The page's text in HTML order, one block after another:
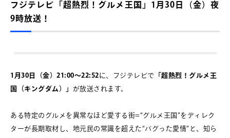
フジテレビ「超熱烈！グルメ王国」1月30日（金）夜
9時放送！
1月30日（金）21:00～22:52に、フジテレビで
「超熱烈！グルメ王
国（キングダム）」
が放送されます。
ある特定のグルメを異常なほど愛する街=“グルメ王国”をディレク
ターが長期取材し、地元民の常識を超えた“バグった愛情”と、知ら